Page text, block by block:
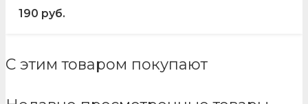
190 руб.
С этим товаром покупают